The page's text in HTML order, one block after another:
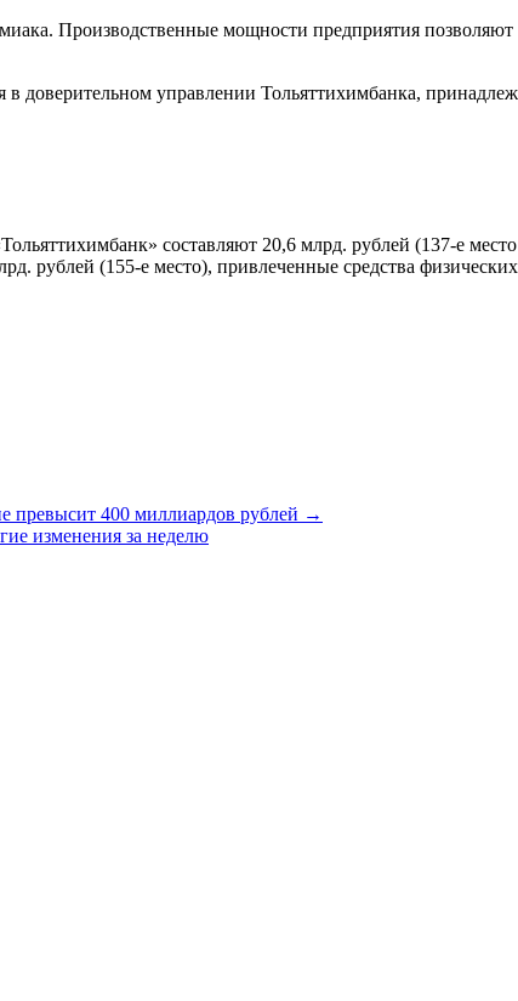
Производственные мощности предприятия
доверительном управлении Тольяттихимбанка,
составляют 20,6 млрд. рублей (137-е
рублей (155-е место), привлеченные средства
превысит 400 миллиардов рублей →
изменения за неделю